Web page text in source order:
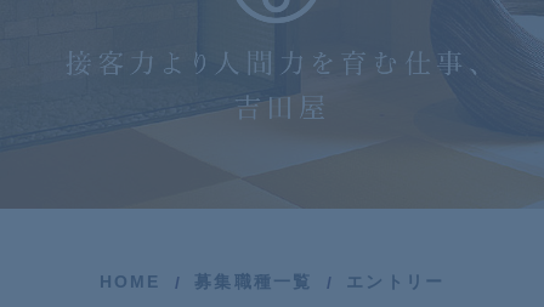
HOME 募集職種一覧 エントリー